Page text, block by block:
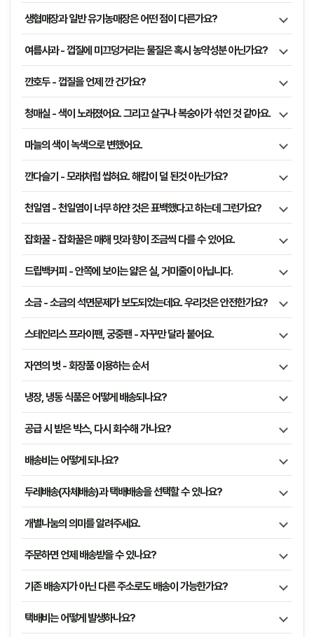
생협매장과 일반 유기농매장은 어떤 점이 다른가요?
여름사과 - 껍질에 미끄덩거리는 물질은 혹시 농약성분 아닌가요?
깐호두 - 껍질을 언제 깐 건가요?
청매실 - 색이 노래졌어요. 그리고 살구나 복숭아가 섞인 것 같아요.
마늘의 색이 녹색으로 변했어요.
깐다슬기 - 모래처럼 씹혀요. 해캄이 덜 된것 아닌가요?
천일염 - 천일염이 너무 하얀 것은 표백했다고 하는데 그런가요?
잡화꿀 - 잡화꿀은 매해 맛과 향이 조금씩 다를 수 있어요.
드립백커피 - 안쪽에 보이는 얇은 실, 거미줄이 아닙니다.
소금 - 소금의 석면문제가 보도되었는데요. 우리것은 안전한가요?
스테인리스 프라이팬, 궁중팬 - 자꾸만 달라 붙어요.
자연의 벗 - 화장품 이용하는 순서
냉장, 냉동 식품은 어떻게 배송되나요?
공급 시 받은 박스, 다시 회수해 가나요?
배송비는 어떻게 되나요?
두레배송(자체배송)과 택배배송을 선택할 수 있나요?
개별나눔의 의미를 알려주세요.
주문하면 언제 배송받을 수 있나요?
기존 배송지가 아닌 다른 주소로도 배송이 가능한가요?
택배비는 어떻게 발생하나요?